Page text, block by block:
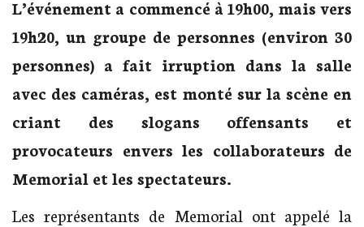
L’événement a commencé à 19h00, mais vers
19h20, un groupe de personnes (environ 30
personnes) a fait irruption dans la salle
avec des caméras, est monté sur la scène en
criant des slogans offensants et
provocateurs envers les collaborateurs de
Memorial et les spectateurs.
Les représentants de Memorial ont appelé la